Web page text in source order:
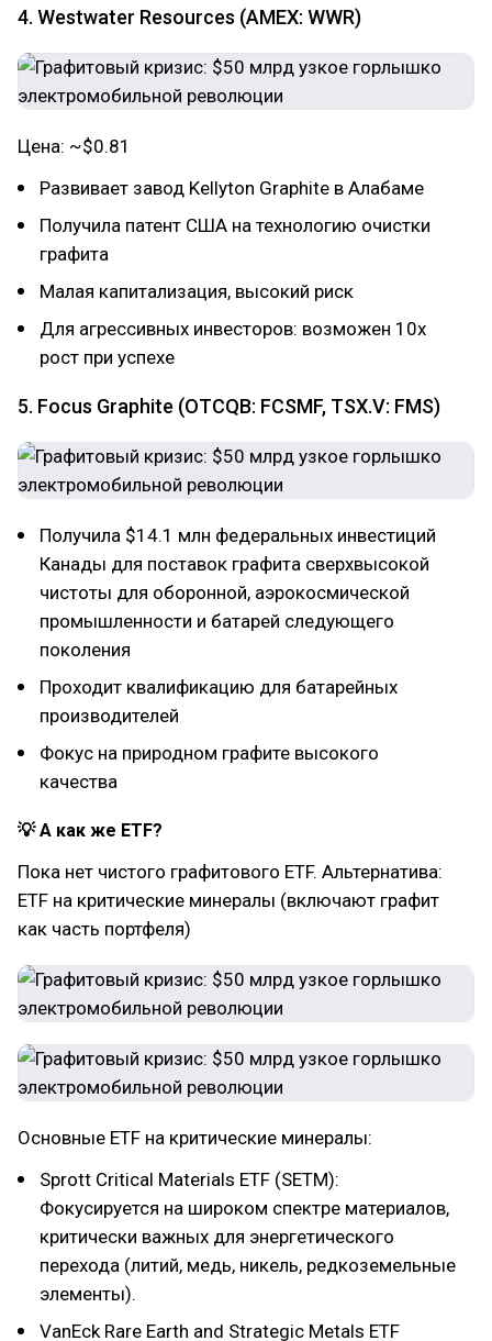
4. Westwater Resources (AMEX: WWR)
Цена: ~$0.81
Развивает завод Kellyton Graphite в Алабаме
Получила патент США на технологию очистки
графита
Малая капитализация, высокий риск
Для агрессивных инвесторов: возможен 10x
рост при успехе
5. Focus Graphite (OTCQB: FCSMF, TSX.V: FMS)
Получила $14.1 млн федеральных инвестиций
Канады для поставок графита сверхвысокой
чистоты для оборонной, аэрокосмической
промышленности и батарей следующего
поколения
Проходит квалификацию для батарейных
производителей
Фокус на природном графите высокого
качества
💡 А как же ETF?
Пока нет чистого графитового ETF. Альтернатива:
ETF на критические минералы (включают графит
как часть портфеля)
Основные ETF на критические минералы:
Sprott Critical Materials ETF (SETM):
Фокусируется на широком спектре материалов,
критически важных для энергетического
перехода (литий, медь, никель, редкоземельные
элементы).
VanEck Rare Earth and Strategic Metals ETF